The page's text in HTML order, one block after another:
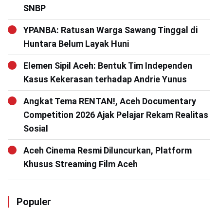
SNBP
YPANBA: Ratusan Warga Sawang Tinggal di
Huntara Belum Layak Huni
Elemen Sipil Aceh: Bentuk Tim Independen
Kasus Kekerasan terhadap Andrie Yunus
Angkat Tema RENTAN!, Aceh Documentary
Competition 2026 Ajak Pelajar Rekam Realitas
Sosial
Aceh Cinema Resmi Diluncurkan, Platform
Khusus Streaming Film Aceh
Populer